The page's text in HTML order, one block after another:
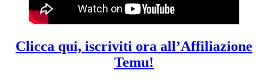
Clicca qui, iscriviti ora all’Affiliazione
Temu!